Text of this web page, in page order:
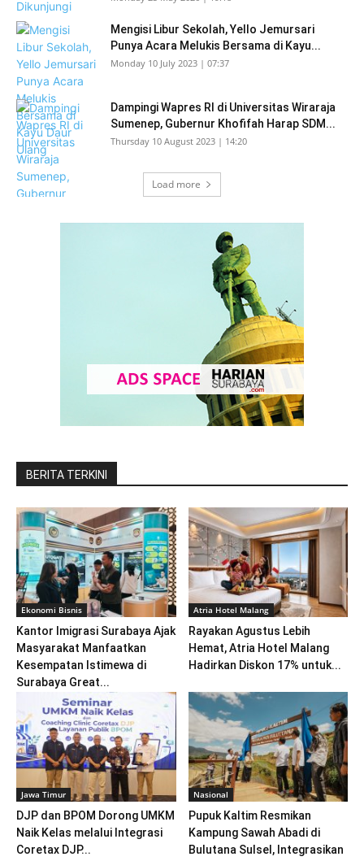
Mengisi Libur Sekolah, Yello Jemursari
Punya Acara Melukis Bersama di Kayu...
Monday 10 July 2023 | 07:37
Dampingi Wapres RI di Universitas Wiraraja
Sumenep, Gubernur Khofifah Harap SDM...
Thursday 10 August 2023 | 14:20
Load more
BERITA TERKINI
Ekonomi Bisnis
Kantor Imigrasi Surabaya Ajak
Masyarakat Manfaatkan
Kesempatan Istimewa di
Surabaya Great...
Atria Hotel Malang
Rayakan Agustus Lebih
Hemat, Atria Hotel Malang
Hadirkan Diskon 17% untuk...
Jawa Timur
DJP dan BPOM Dorong UMKM
Naik Kelas melalui Integrasi
Coretax DJP...
Nasional
Pupuk Kaltim Resmikan
Kampung Sawah Abadi di
Bulutana Sulsel, Integrasikan